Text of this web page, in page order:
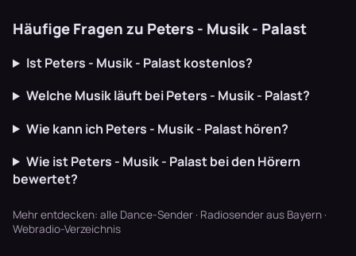
Häufige Fragen zu Peters - Musik - Palast
Ist Peters - Musik - Palast kostenlos?
Welche Musik läuft bei Peters - Musik - Palast?
Wie kann ich Peters - Musik - Palast hören?
Wie ist Peters - Musik - Palast bei den Hörern
bewertet?
Mehr entdecken: alle Dance-Sender · Radiosender aus Bayern ·
Webradio-Verzeichnis